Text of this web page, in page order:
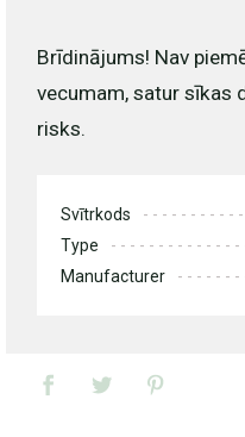
Brīdinājums! Nav
vecumam, satur sīkas
risks.
Svītrkods
Type
Manufacturer